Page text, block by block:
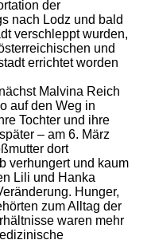
der
nach Lodz und bald
verschleppt wurden,
und
errichtet worden
Malvina Reich
auf den Weg in
Tochter und ihre
– am 6. März
dort
verhungert und kaum
Lili und Hanka
Hunger,
zum Alltag der
waren mehr